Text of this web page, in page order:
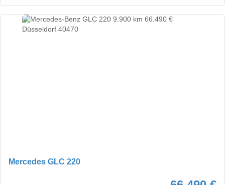
Mercedes GLC 220